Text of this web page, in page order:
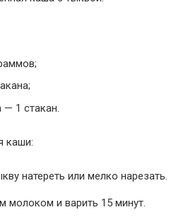
1 стакан.
каши:
натереть или мелко нарезать.
молоком и варить 15 минут.